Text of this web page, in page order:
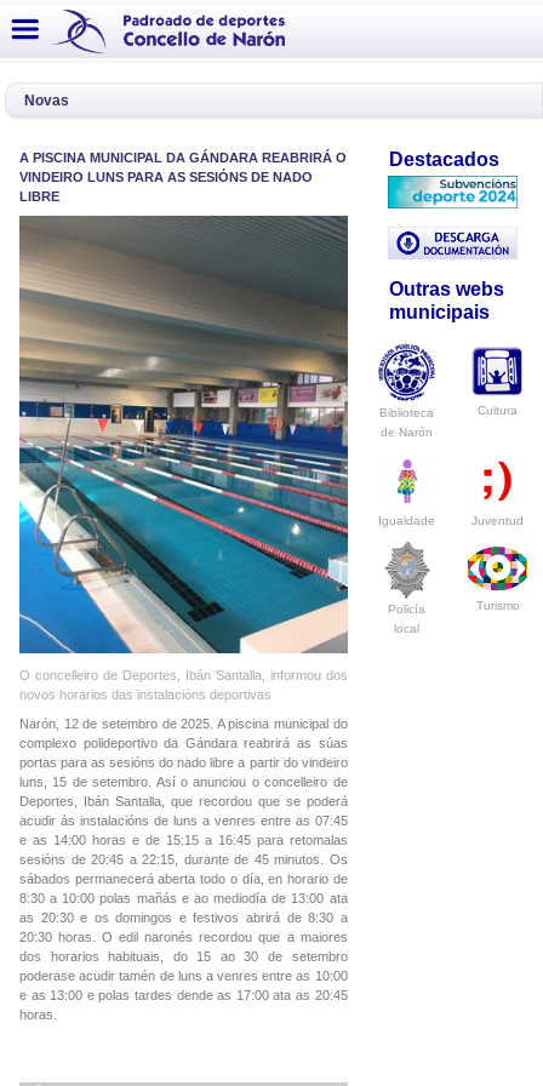
Novas
A PISCINA MUNICIPAL DA GÁNDARA REABRIRÁ O
VINDEIRO LUNS PARA AS SESIÓNS DE NADO
LIBRE
O concelleiro de Deportes, Ibán Santalla, informou dos
novos horarios das instalacións deportivas
Narón, 12 de setembro de 2025. A piscina municipal do
complexo polideportivo da Gándara reabrirá as súas
portas para as sesións do nado libre a partir do vindeiro
luns, 15 de setembro. Así o anunciou o concelleiro de
Deportes, Ibán Santalla, que recordou que se poderá
acudir ás instalacións de luns a venres entre as 07:45
e as 14:00 horas e de 15:15 a 16:45 para retomalas
sesións de 20:45 a 22:15, durante de 45 minutos. Os
sábados permanecerá aberta todo o día, en horario de
8:30 a 10:00 polas mañás e ao mediodía de 13:00 ata
as 20:30 e os domingos e festivos abrirá de 8:30 a
20:30 horas. O edil naronés recordou que a maiores
dos horarios habituais, do 15 ao 30 de setembro
poderase acudir tamén de luns a venres entre as 10:00
e as 13:00 e polas tardes dende as 17:00 ata as 20:45
horas.
Destacados
Outras webs
municipais
Biblioteca
de Narón
Cultura
Igualdade Juventud
Policía
local
Turismo